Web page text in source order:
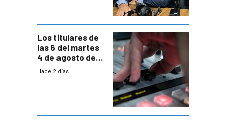
Los titulares de
las 6 del martes
4 de agosto de
2026
Hace 2 días